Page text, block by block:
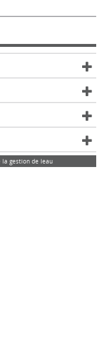
gestion de leau